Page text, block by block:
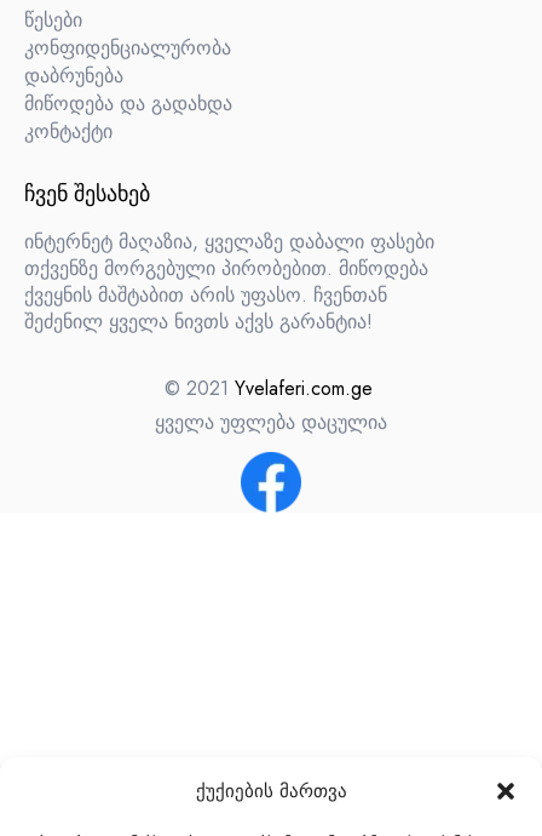
ქუქიების მართვა
წესები
კონფიდენციალურობა
დაბრუნება
მიწოდება და გადახდა
კონტაქტი
ᲩᲕᲔᲜ ᲨᲔᲡᲐᲮᲔᲑ
ინტერნეტ მაღაზია, ყველაზე დაბალი ფასები
თქვენზე მორგებული პირობებით. მიწოდება
ქვეყნის მაშტაბით არის უფასო. ჩვენთან
შეძენილ ყველა ნივთს აქვს გარანტია!
© 2021 Yvelaferi.com.ge
ყველა უფლება დაცულია